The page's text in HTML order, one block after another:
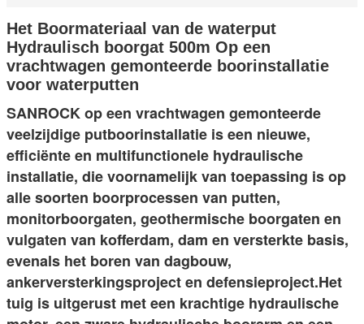
Het Boormateriaal van de waterput
Hydraulisch boorgat 500m Op een
vrachtwagen gemonteerde boorinstallatie
voor waterputten
SANROCK op een vrachtwagen gemonteerde
veelzijdige putboorinstallatie is een nieuwe,
efficiënte en multifunctionele hydraulische
installatie, die voornamelijk van toepassing is op
alle soorten boorprocessen van putten,
monitorboorgaten, geothermische boorgaten en
vulgaten van kofferdam, dam en versterkte basis,
evenals het boren van dagbouw,
ankerversterkingsproject en defensieproject.Het
tuig is uitgerust met een krachtige hydraulische